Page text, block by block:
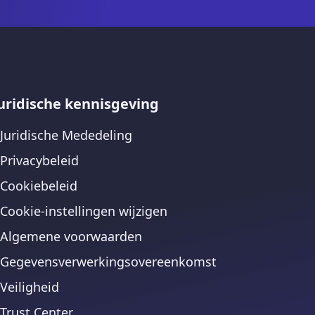
kennisgeving
Juridische Mededeling
Privacybeleid
Cookiebeleid
Cookie-instellingen wijzigen
Algemene voorwaarden
Gegevensverwerkingsovereenkomst
Veiligheid